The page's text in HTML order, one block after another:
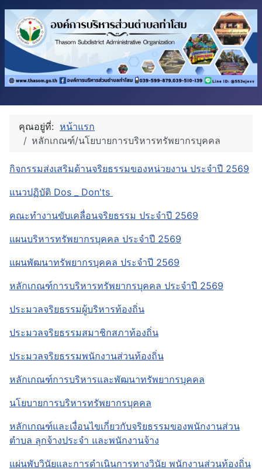
คุณอยู่ที่: หน้าแรก
หลักเกณฑ์/นโยบายการบริหารทรัพยากรบุคคล
กิจกรรมส่งเสริมด้านจริยธรรมของหน่วยงาน ประจำปี 2569
แนวปฏิบัติ Dos _ Don'ts
คณะทำงานขับเคลื่อนจริยธรรม ประจำปี 2569
แผนบริหารทรัพยากรบุคคล ประจำปี 2569
แผนพัฒนาทรัพยากรบุคคล ประจำปี 2569
หลักเกณฑ์การบริหารทรัพยากรบุคคล ประจำปี 2569
ประมวลจริยธรรมผู้บริหารท้องถิ่น
ประมวลจริยธรรมสมาชิกสภาท้องถิ่น
ประมวลจริยธรรมพนักงานส่วนท้องถิ่น
หลักเกณฑ์การบริหารและพัฒนาทรัพยากรบุคคล
นโยบายการบริหารทรัพยากรบุคคล
หลักเกณฑ์และเงื่อนไขเกี่ยวกับจริยธรรมของพนักงานส่วน
ตำบล ลุกจ้างประจำ และพนักงานจ้าง
แผ่นพับวินัยและการดำเนินการทางวินัย พนักงานส่วนท้องถิ่น